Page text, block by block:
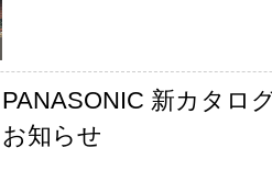
PANASONIC 新カタロ
お知らせ